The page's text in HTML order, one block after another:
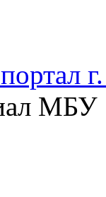
МБУ